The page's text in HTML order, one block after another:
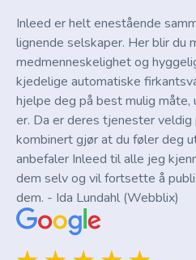
Inleed er helt enestående
lignende selskaper. Her blir du
medmenneskelighet og
kjedelige automatiske
hjelpe deg på best mulig
er. Da er deres tjenester
kombinert gjør at du føler deg
anbefaler Inleed til alle jeg
dem selv og vil fortsette å
dem. - Ida Lundahl (Webblix)